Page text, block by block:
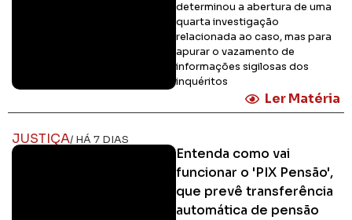
determinou a abertura de uma
quarta investigação
relacionada ao caso, mas para
apurar o vazamento de
informações sigilosas dos
inquéritos
Ler Matéria
JUSTIÇA/ HÁ 7 DIAS
Entenda como vai
funcionar o 'PIX Pensão',
que prevê transferência
automática de pensão